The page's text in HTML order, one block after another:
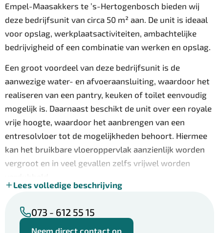
Empel-Maasakkers te ’s-Hertogenbosch bieden wij
deze bedrijfsunit van circa 50 m² aan. De unit is ideaal
voor opslag, werkplaatsactiviteiten, ambachtelijke
bedrijvigheid of een combinatie van werken en opslag.
Een groot voordeel van deze bedrijfsunit is de
aanwezige water- en afvoeraansluiting, waardoor het
realiseren van een pantry, keuken of toilet eenvoudig
mogelijk is. Daarnaast beschikt de unit over een royale
vrije hoogte, waardoor het aanbrengen van een
entresolvloer tot de mogelijkheden behoort. Hiermee
kan het bruikbare vloeroppervlak aanzienlijk worden
vergroot en in veel gevallen zelfs vrijwel worden
Hier geldt de aanduiding bedrijvigheid met
milieucategorie 1 tot en met 3.2.
Lees volledige beschrijving
073 - 612 55 15
Neem direct contact op